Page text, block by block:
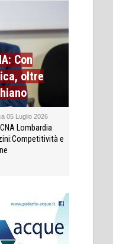
Con
oltre
05 Luglio 2026
Lombardia
e